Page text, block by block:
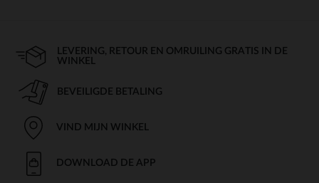
LEVERING, RETOUR EN OMRUILING GRATIS IN DE
WINKEL
BEVEILIGDE BETALING
VIND MIJN WINKEL
DOWNLOAD DE APP